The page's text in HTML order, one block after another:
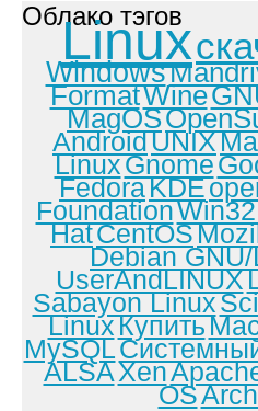
Облако тэгов
Linux
Windows
FormatWine
MagOS
AndroidUNIX
LinuxGnome
FedoraKDE
Foundation
HatCentOS
Debian
UserAndLINUX
Sabayon Linux
LinuxКупить
MySQL
ALSAXen
OS